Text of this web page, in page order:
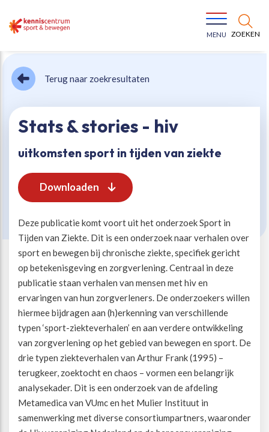
ZOEKEN
MENU
Terug naar zoekresultaten
Stats & stories - hiv
uitkomsten sport in tijden van ziekte
Downloaden
Deze publicatie komt voort uit het onderzoek Sport in
Tijden van Ziekte. Dit is een onderzoek naar verhalen over
sport en bewegen bij chronische ziekte, specifiek gericht
op betekenisgeving en zorgverlening. Centraal in deze
publicatie staan verhalen van mensen met hiv en
ervaringen van hun zorgverleners. De onderzoekers willen
hiermee bijdragen aan (h)erkenning van verschillende
typen ‘sport-ziekteverhalen’ en aan verdere ontwikkeling
van zorgverlening op het gebied van bewegen en sport. De
drie typen ziekteverhalen van Arthur Frank (1995) –
terugkeer, zoektocht en chaos – vormen een belangrijk
analysekader. Dit is een onderzoek van de afdeling
Metamedica van VUmc en het Mulier Instituut in
samenwerking met diverse consortiumpartners, waaronder
Bewegen voor een gezonde leefstijl
Jeugd in beweging
Vitaal ouder worden
Maatschappelijke waarde
Beweegvriendelijke omgeving
Kansengelijkheid
Paralympische topsport
Esports, gaming en gamification
Ons team
Onze missie
Onze werkwijze
Organisatie
Werken bij
Persvoorlichting en Public Affairs